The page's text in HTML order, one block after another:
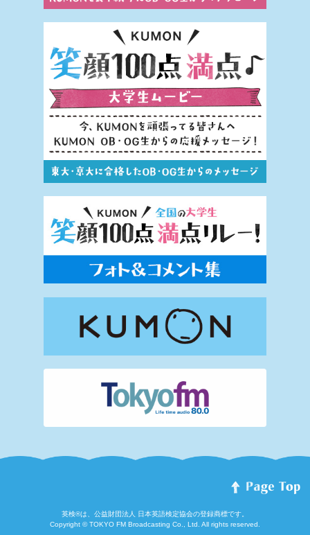
英検®は、公益財団法人 日本英語検定協会の登録商標です。
Copyright © TOKYO FM Broadcasting Co., Ltd. All rights reserved.